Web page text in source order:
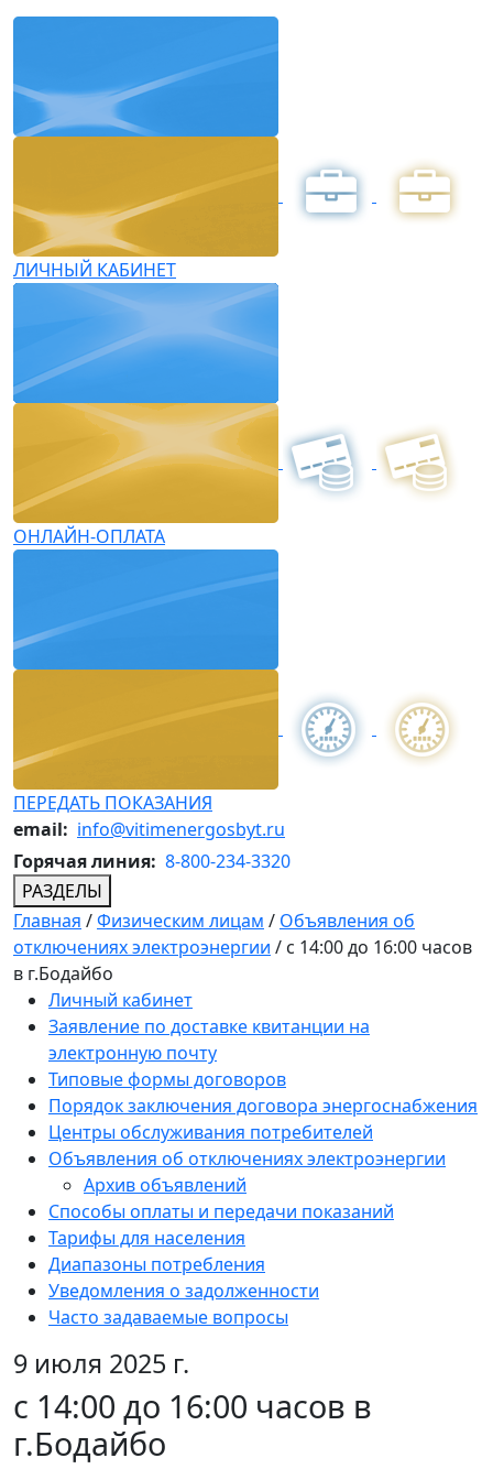
ЛИЧНЫЙ КАБИНЕТ
ОНЛАЙН-ОПЛАТА
ПЕРЕДАТЬ ПОКАЗАНИЯ
email: info@vitimenergosbyt.ru
Горячая линия: 8-800-234-3320
РАЗДЕЛЫ
Главная /Физическим лицам / Объявления об
отключениях электроэнергии / с 14:00 до 16:00 часов
в г.Бодайбо
Личный кабинет
Заявление по доставке квитанции на
электронную почту
Типовые формы договоров
Порядок заключения договора энергоснабжения
Центры обслуживания потребителей
Объявления об отключениях электроэнергии
Архив объявлений
Способы оплаты и передачи показаний
Тарифы для населения
Диапазоны потребления
Уведомления о задолженности
Часто задаваемые вопросы
9 июля 2025 г.
с 14:00 до 16:00 часов в
г.Бодайбо